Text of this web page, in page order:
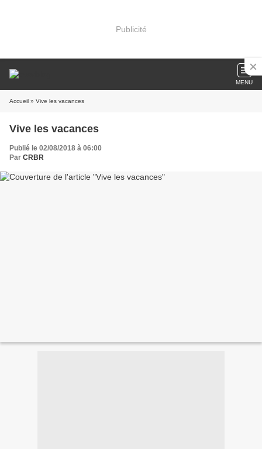
Publicité
MENU
Accueil » Vive les vacances
Vive les vacances
Publié le 02/08/2018 à 06:00
Par CRBR